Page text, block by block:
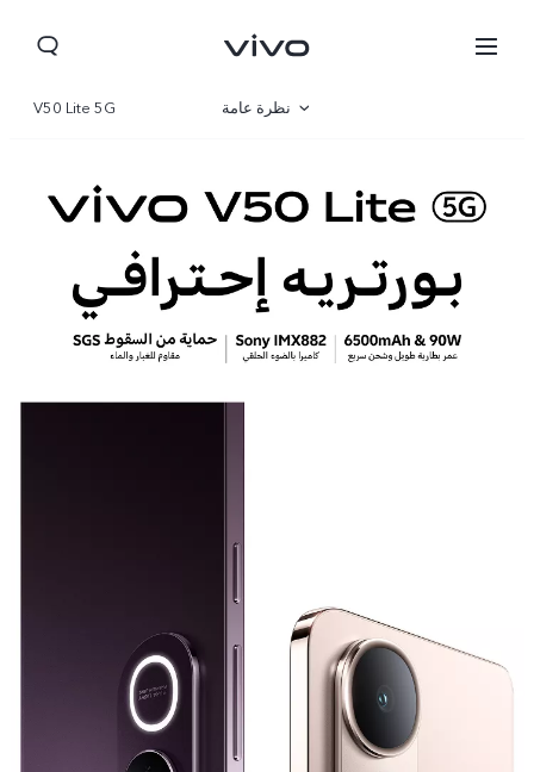
V50 Lite 5G نظرة عامة
مواصفات المنتج